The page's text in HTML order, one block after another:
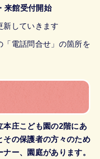
来館受付開始
新していきます
「電話問合せ」の箇所を
本庄こども園の2階にあ
その保護者の方々のため
ー、園庭があります。